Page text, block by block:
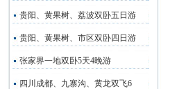
贵阳、黄果树、荔波双卧五日游
贵阳、黄果树、市区双卧四日游
张家界一地双卧5天4晚游
四川成都、九寨沟、黄龙双飞6